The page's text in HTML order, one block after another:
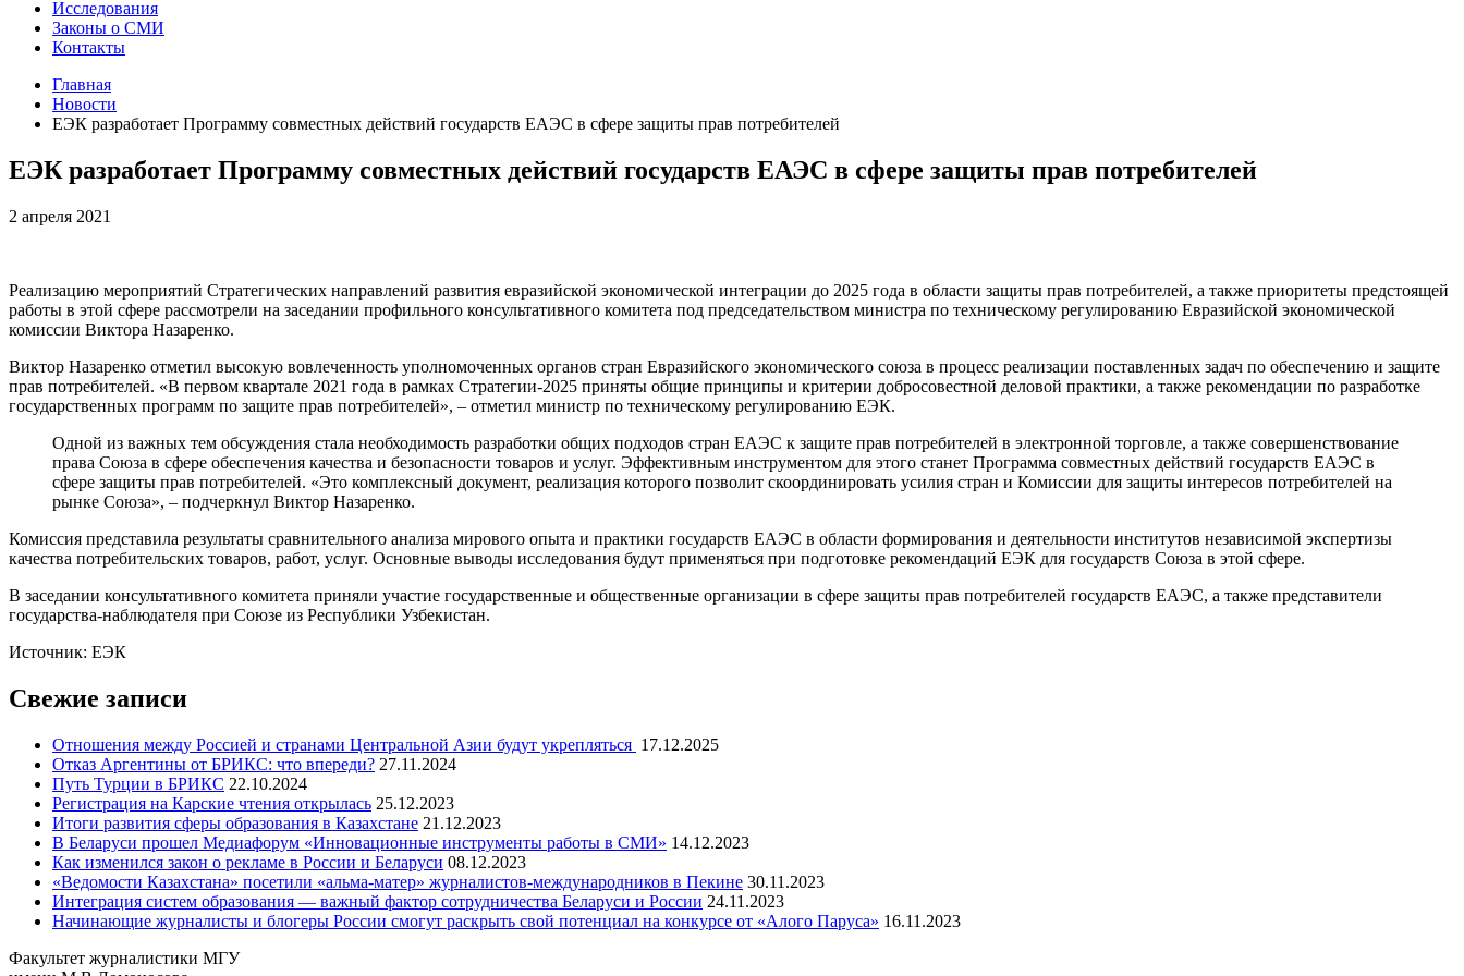
Исследования
Законы о СМИ
Контакты
Главная
Новости
ЕЭК разработает Программу совместных действий государств ЕАЭС в сфере защиты прав потребителей
ЕЭК разработает Программу совместных действий государств ЕАЭС в сфере защиты прав потребителей
2 апреля 2021
Реализацию мероприятий Стратегических направлений развития евразийской экономической интеграции до 2025 года в области защиты прав потребителей, а также приоритеты предстоящей
работы в этой сфере рассмотрели на заседании профильного консультативного комитета под председательством министра по техническому регулированию Евразийской экономической
комиссии Виктора Назаренко.
Виктор Назаренко отметил высокую вовлеченность уполномоченных органов стран Евразийского экономического союза в процесс реализации поставленных задач по обеспечению и защите
прав потребителей. «В первом квартале 2021 года в рамках Стратегии-2025 приняты общие принципы и критерии добросовестной деловой практики, а также рекомендации по разработке
государственных программ по защите прав потребителей», – отметил министр по техническому регулированию ЕЭК.
Одной из важных тем обсуждения стала необходимость разработки общих подходов стран ЕАЭС к защите прав потребителей в электронной торговле, а также совершенствование
права Союза в сфере обеспечения качества и безопасности товаров и услуг. Эффективным инструментом для этого станет Программа совместных действий государств ЕАЭС в
сфере защиты прав потребителей. «Это комплексный документ, реализация которого позволит скоординировать усилия стран и Комиссии для защиты интересов потребителей на
рынке Союза», – подчеркнул Виктор Назаренко.
Комиссия представила результаты сравнительного анализа мирового опыта и практики государств ЕАЭС в области формирования и деятельности институтов независимой экспертизы
качества потребительских товаров, работ, услуг. Основные выводы исследования будут применяться при подготовке рекомендаций ЕЭК для государств Союза в этой сфере.
В заседании консультативного комитета приняли участие государственные и общественные организации в сфере защиты прав потребителей государств ЕАЭС, а также представители
государства-наблюдателя при Союзе из Республики Узбекистан.
Источник: ЕЭК
Свежие записи
Отношения между Россией и странами Центральной Азии будут укрепляться 17.12.2025
Отказ Аргентины от БРИКС: что впереди? 27.11.2024
Путь Турции в БРИКС 22.10.2024
Регистрация на Карские чтения открылась 25.12.2023
Итоги развития сферы образования в Казахстане 21.12.2023
В Беларуси прошел Медиафорум «Инновационные инструменты работы в СМИ» 14.12.2023
Как изменился закон о рекламе в России и Беларуси 08.12.2023
«Ведомости Казахстана» посетили «альма-матер» журналистов-международников в Пекине 30.11.2023
Интеграция систем образования — важный фактор сотрудничества Беларуси и России 24.11.2023
Начинающие журналисты и блогеры России смогут раскрыть свой потенциал на конкурсе от «Алого Паруса» 16.11.2023
Факультет журналистики МГУ